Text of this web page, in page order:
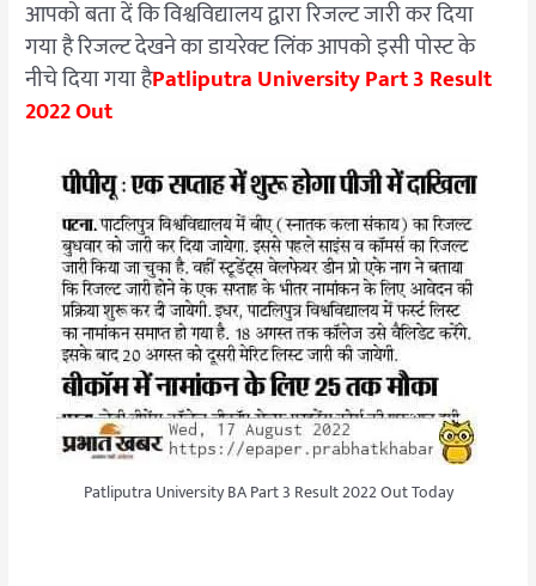
आपको बता दें कि विश्वविद्यालय द्वारा रिजल्ट जारी कर दिया
गया है रिजल्ट देखने का डायरेक्ट लिंक आपको इसी पोस्ट के
नीचे दिया गया हैPatliputra University Part 3 Result
2022 Out
Patliputra University BA Part 3 Result 2022 Out Today